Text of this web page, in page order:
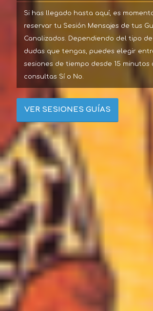
Si has llegado hasta aquí, es
reservar tu Sesión Mensajes de tus
Canalizados. Dependiendo del tipo
dudas que tengas, puedes elegir
sesiones de tiempo desde 15 minutos
consultas Sí o No.
VER SESIONES GUÍAS